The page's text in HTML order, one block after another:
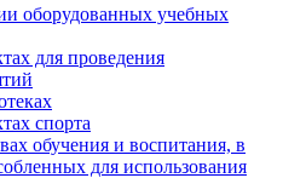
оборудованных учебных
для проведения
спорта
обучения и воспитания, в
для использования